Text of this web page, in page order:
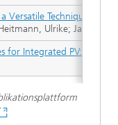
a Versatile Technique for
Ulrike; Jakob,
for Integrated PV: From